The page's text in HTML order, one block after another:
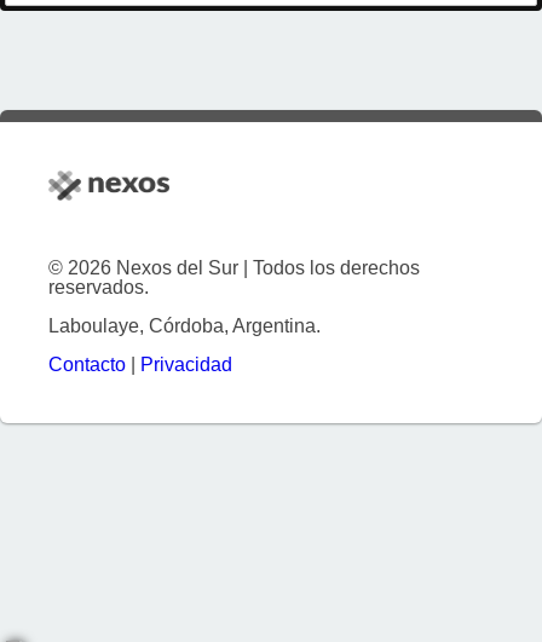
© 2026 Nexos del Sur | Todos los derechos
reservados.
Laboulaye, Córdoba, Argentina.
Contacto
Privacidad